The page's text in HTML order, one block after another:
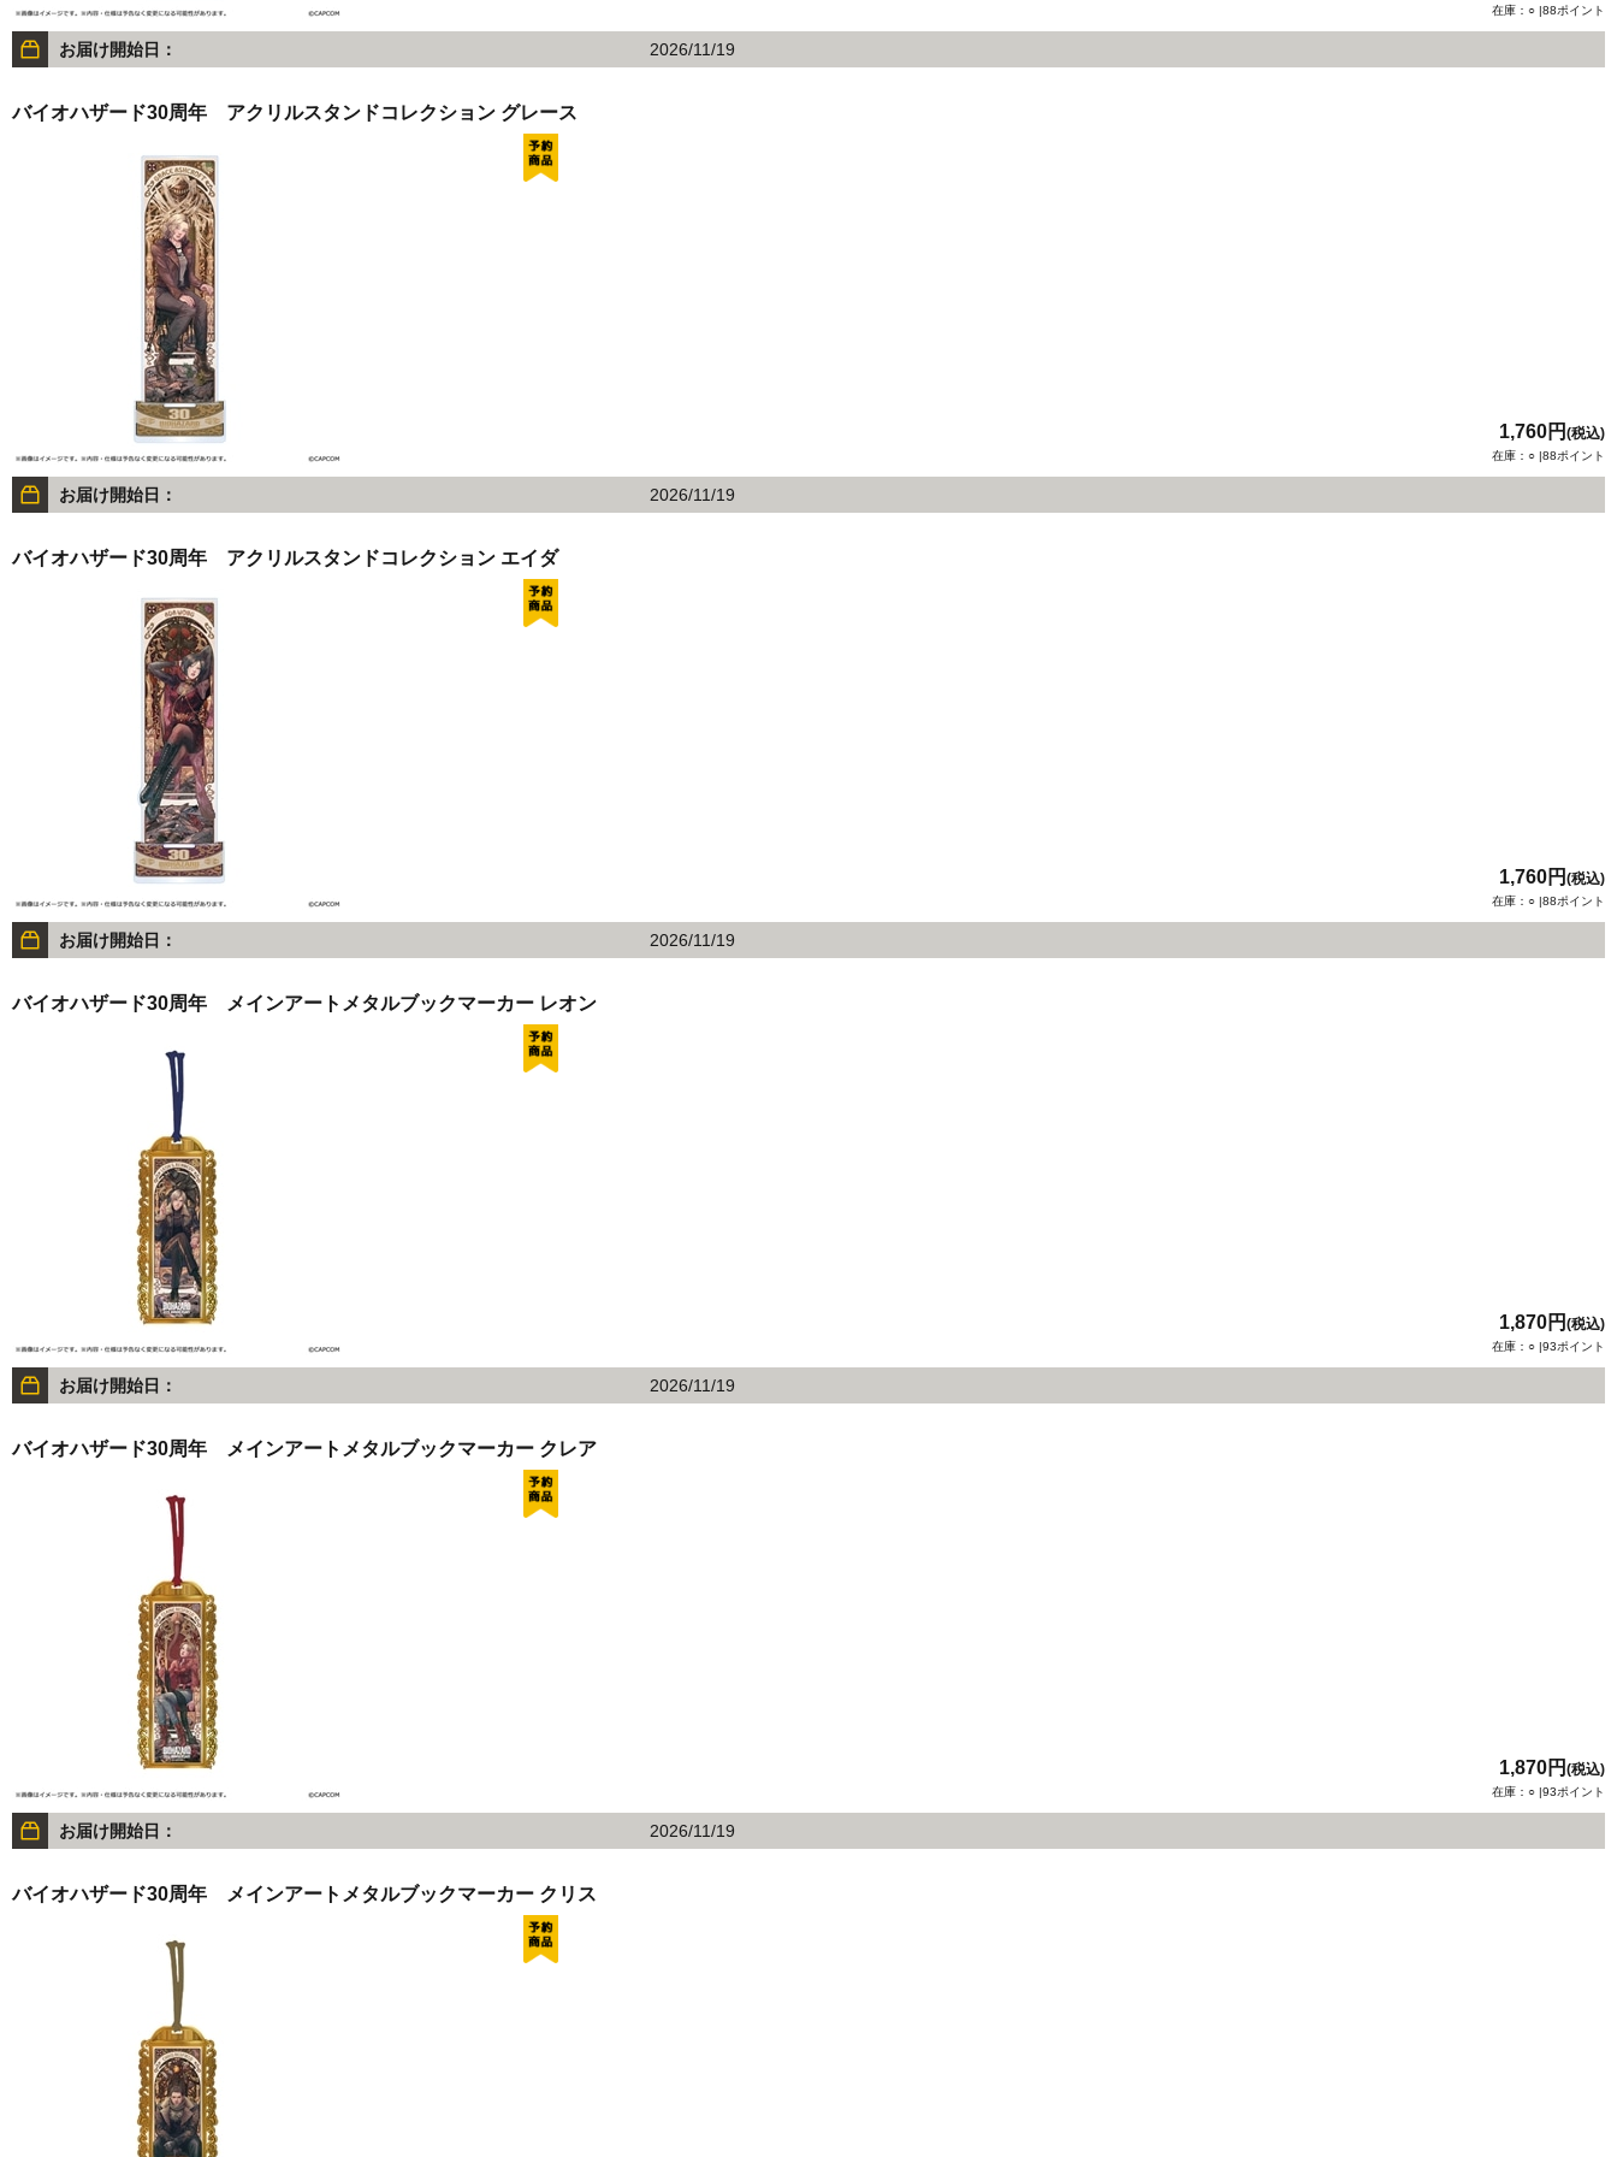
在庫：○ |88ポイント
お届け開始日： 2026/11/19
バイオハザード30周年 アクリルスタンドコレクション グレース
1,760円 (税込)
在庫：○ |88ポイント
お届け開始日： 2026/11/19
バイオハザード30周年 アクリルスタンドコレクション エイダ
1,760円 (税込)
在庫：○ |88ポイント
お届け開始日： 2026/11/19
バイオハザード30周年 メインアートメタルブックマーカー レオン
1,870円 (税込)
在庫：○ |93ポイント
お届け開始日： 2026/11/19
バイオハザード30周年 メインアートメタルブックマーカー クレア
1,870円 (税込)
在庫：○ |93ポイント
お届け開始日： 2026/11/19
バイオハザード30周年 メインアートメタルブックマーカー クリス